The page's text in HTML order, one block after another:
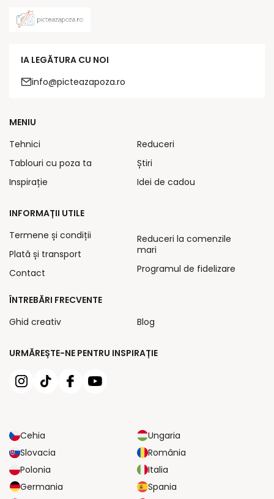
IA LEGĂTURA CU NOI
info@picteazapoza.ro
URMĂREȘTE-NE PENTRU INSPIRAȚIE
Cehia
Ungaria
Slovacia
România
Polonia
Italia
Germania
Spania
MENIU
Tehnici
Tablouri cu poza ta
Inspirație
Reduceri
Știri
Idei de cadou
INFORMAȚII UTILE
Termene și condiții
Plată și transport
Contact
Reduceri la comenzile
mari
Programul de fidelizare
ÎNTREBĂRI FRECVENTE
Ghid creativ
Blog